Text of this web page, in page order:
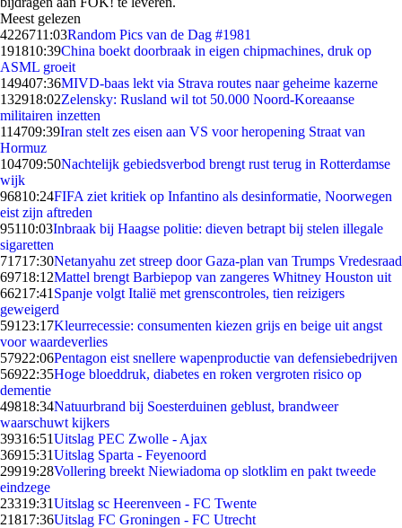
Meest gelezen
4226711:03Random Pics van de Dag #1981
191810:39China boekt doorbraak in eigen chipmachines, druk op
ASML groeit
149407:36MIVD-baas lekt via Strava routes naar geheime kazerne
132918:02Zelensky: Rusland wil tot 50.000 Noord-Koreaanse
militairen inzetten
114709:39Iran stelt zes eisen aan VS voor heropening Straat van
Hormuz
104709:50Nachtelijk gebiedsverbod brengt rust terug in Rotterdamse
wijk
96810:24FIFA ziet kritiek op Infantino als desinformatie, Noorwegen
eist zijn aftreden
95110:03Inbraak bij Haagse politie: dieven betrapt bij stelen illegale
sigaretten
71717:30Netanyahu zet streep door Gaza-plan van Trumps Vredesraad
69718:12Mattel brengt Barbiepop van zangeres Whitney Houston uit
66217:41 Spanje volgt Italië met grenscontroles, tien reizigers
geweigerd
591 23:17Kleurrecessie: consumenten kiezen grijs en beige uit angst
voor waardeverlies
57922:06Pentagon eist snellere wapenproductie van defensiebedrijven
56922:35Hoge bloeddruk, diabetes en roken vergroten risico op
dementie
49818:34Natuurbrand bij Soesterduinen geblust, brandweer
waarschuwt kijkers
39316:51Uitslag PEC Zwolle - Ajax
36915:31Uitslag Sparta - Feyenoord
29919:28Vollering breekt Niewiadoma op slotklim en pakt tweede
eindzege
23319:31Uitslag sc Heerenveen - FC Twente
21817:36Uitslag FC Groningen - FC Utrecht